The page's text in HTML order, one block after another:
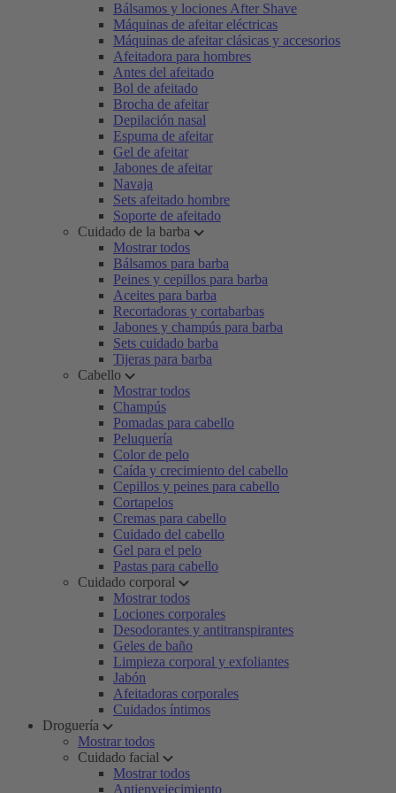
Bálsamos y lociones After Shave
Máquinas de afeitar eléctricas
Máquinas de afeitar clásicas y accesorios
Afeitadora para hombres
Antes del afeitado
Bol de afeitado
Brocha de afeitar
Depilación nasal
Espuma de afeitar
Gel de afeitar
Jabones de afeitar
Navaja
Sets afeitado hombre
Soporte de afeitado
Cuidado de la barba
Mostrar todos
Bálsamos para barba
Peines y cepillos para barba
Aceites para barba
Recortadoras y cortabarbas
Jabones y champús para barba
Sets cuidado barba
Tijeras para barba
Cabello
Mostrar todos
Champús
Pomadas para cabello
Peluquería
Color de pelo
Caída y crecimiento del cabello
Cepillos y peines para cabello
Cortapelos
Cremas para cabello
Cuidado del cabello
Gel para el pelo
Pastas para cabello
Cuidado corporal
Mostrar todos
Lociones corporales
Desodorantes y antitranspirantes
Geles de baño
Limpieza corporal y exfoliantes
Jabón
Afeitadoras corporales
Cuidados íntimos
Droguería
Mostrar todos
Cuidado facial
Mostrar todos
Antienvejecimiento